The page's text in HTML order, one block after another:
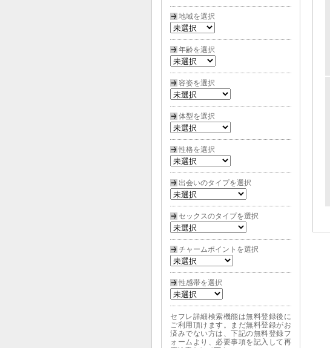
地域を選択
年齢を選択
容姿を選択
体型を選択
性格を選択
出会いのタイプを選択
セックスのタイプを選択
チャームポイントを選択
性感帯を選択
セフレ詳細検索機能は無料登録後に
ご利用頂けます。まだ無料登録がお
済みでない方は、下記の無料登録フ
ォームより、必要事項を記入して再